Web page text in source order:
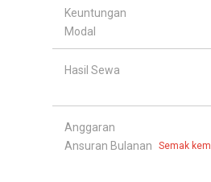
Keuntungan
Modal
Hasil Sewa
Anggaran
Ansuran Bulanan
Semak